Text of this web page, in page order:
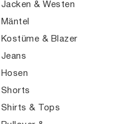
Jacken & Westen
Mäntel
Kostüme & Blazer
Jeans
Hosen
Shorts
Shirts & Tops